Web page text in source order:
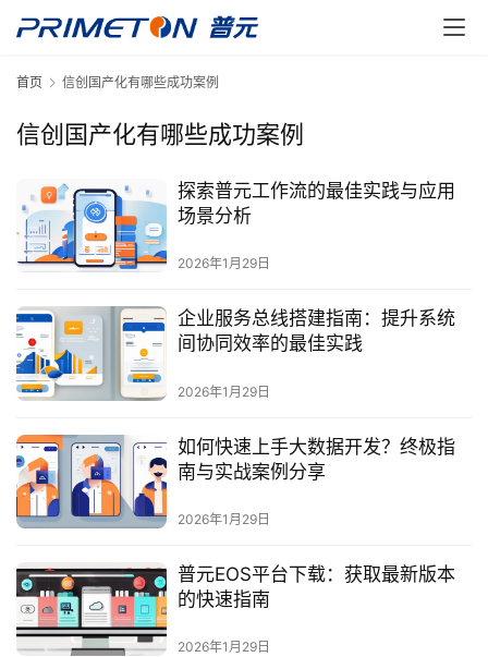
最
新
动
产
首页 信创国产化有哪些成功案例
信创国产化有哪些成功案例
探索普元工作流的最佳实践与应用
场景分析
2026年1月29日
企业服务总线搭建指南：提升系统
间协同效率的最佳实践
2026年1月29日
如何快速上手大数据开发？终极指
南与实战案例分享
2026年1月29日
普元EOS平台下载：获取最新版本
的快速指南
2026年1月29日